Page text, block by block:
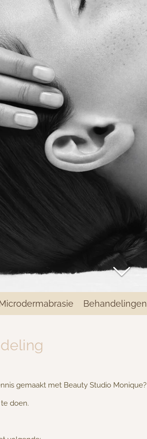
Behandelingen
gemaakt met Beauty Studio Monique?
doen.